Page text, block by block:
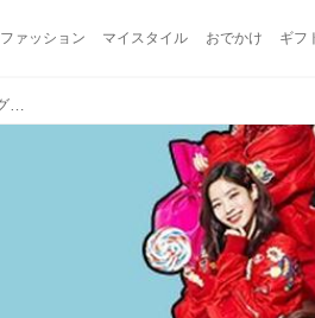
ファッション マイスタイル おでかけ ギフ
TWICE、SHOWCASE LIVE TOURのライブ・ビューイング実施決定！